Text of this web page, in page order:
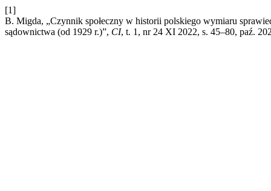
[1]
B. Migda, „Czynnik społeczny w historii polskiego wymiaru
sądownictwa (od 1929 r.)”, CI, t. 1, nr 24 XI 2022, s. 45–80, paź.